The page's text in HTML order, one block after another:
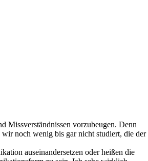
Missverständnissen vorzubeugen. Denn
noch wenig bis gar nicht studiert, die der
auseinandersetzen oder heißen die